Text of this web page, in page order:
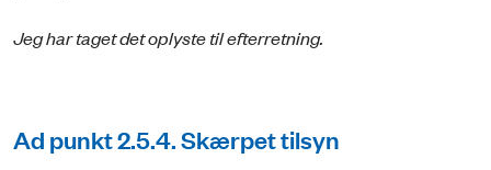
Jeg har taget det oplyste til efterretning.
Ad punkt 2.5.4. Skærpet tilsyn